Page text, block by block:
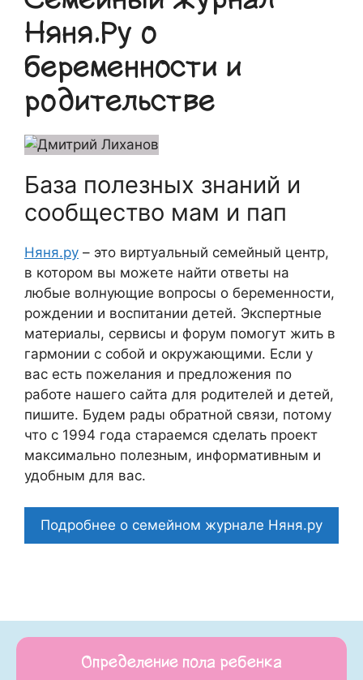
Няня.Ру о
беременности и
родительстве
База полезных знаний и
сообщество мам и пап
Няня.ру – это виртуальный семейный центр,
в котором вы можете найти ответы на
любые волнующие вопросы о беременности,
рождении и воспитании детей. Экспертные
материалы, сервисы и форум помогут жить в
гармонии с собой и окружающими. Если у
вас есть пожелания и предложения по
работе нашего сайта для родителей и детей,
пишите. Будем рады обратной связи, потому
что c 1994 года стараемся сделать проект
максимально полезным, информативным и
удобным для вас.
Подробнее о семейном журнале Няня.ру
Определение пола ребенка